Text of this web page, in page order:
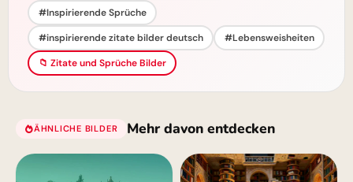
#Inspirierende Sprüche
#inspirierende zitate bilder deutsch
#Lebensweisheiten
📁 Zitate und Sprüche Bilder
ÄHNLICHE BILDER Mehr davon entdecken